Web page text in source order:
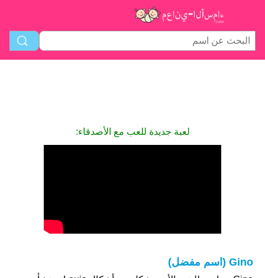
لعبة جديدة للعب مع الأصدقاء:
Gino (اسم مفضل)